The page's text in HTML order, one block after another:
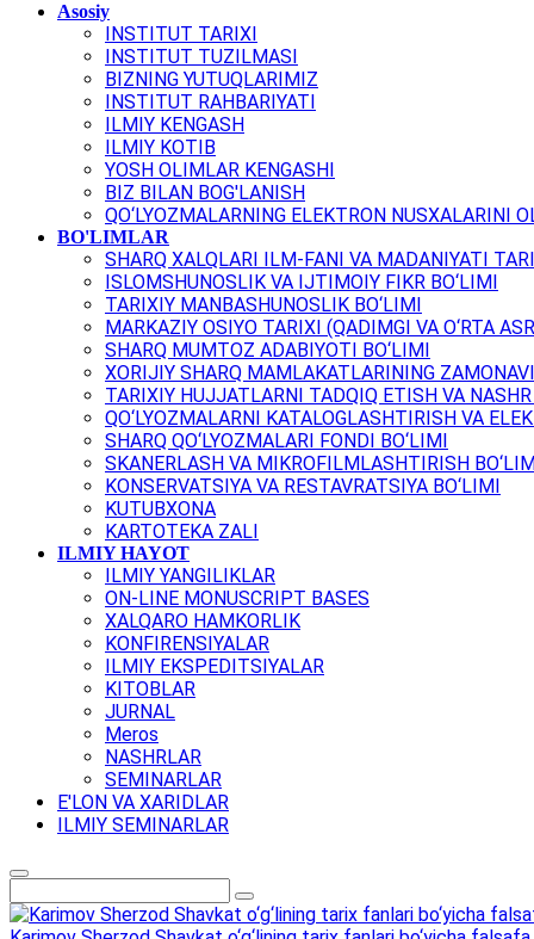
Asosiy
INSTITUT TARIXI
INSTITUT TUZILMASI
BIZNING YUTUQLARIMIZ
INSTITUT RAHBARIYATI
ILMIY KENGASH
ILMIY KOTIB
YOSH OLIMLAR KENGASHI
BIZ BILAN BOG'LANISH
QO‘LYOZMALARNING ELEKTRON NUSXALARINI
BO'LIMLAR
SHARQ XALQLARI ILM-FANI VA MADANIYATI
ISLOMSHUNOSLIK VA IJTIMOIY FIKR BO‘LIMI
TARIXIY MANBASHUNOSLIK BO‘LIMI
MARKAZIY OSIYO TARIXI (QADIMGI VA O‘RTA
SHARQ MUMTOZ ADABIYOTI BO‘LIMI
XORIJIY SHARQ MAMLAKATLARINING
TARIXIY HUJJATLARNI TADQIQ ETISH VA
QO‘LYOZMALARNI KATALOGLASHTIRISH VA
SHARQ QO‘LYOZMALARI FONDI BO‘LIMI
SKANERLASH VA MIKROFILMLASHTIRISH
KONSERVATSIYA VA RESTAVRATSIYA BO‘LIMI
KUTUBXONA
KARTOTEKA ZALI
ILMIY HAYOT
ILMIY YANGILIKLAR
ON-LINE MONUSCRIPT BASES
XALQARO HAMKORLIK
KONFIRENSIYALAR
ILMIY EKSPEDITSIYALAR
KITOBLAR
JURNAL
Meros
NASHRLAR
SEMINARLAR
E'LON VA XARIDLAR
ILMIY SEMINARLAR